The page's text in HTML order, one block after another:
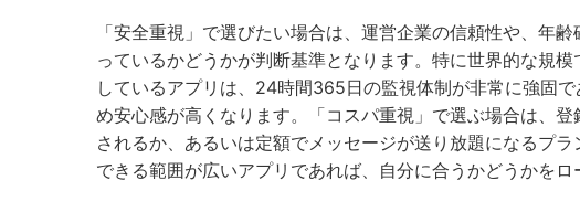
「安全重視」で選びたい場合は、運営企業の信頼性や、年
っているかどうかが判断基準となります。特に世界的な規
しているアプリは、24時間365日の監視体制が非常に強固
め安心感が高くなります。「コスパ重視」で選ぶ場合は、
されるか、あるいは定額でメッセージが送り放題になるプ
できる範囲が広いアプリであれば、自分に合うかどうかをロ